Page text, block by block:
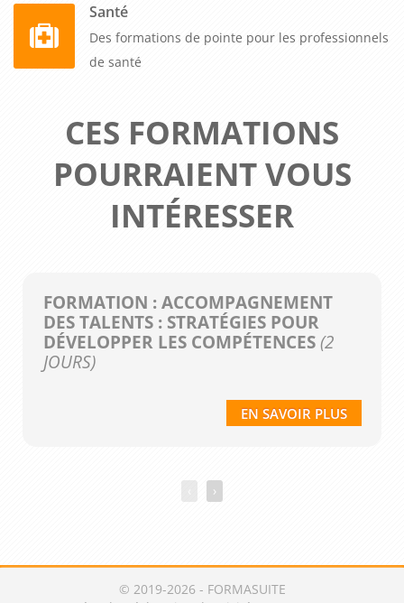
Santé
Des formations de pointe pour les professionnels
de santé
CES FORMATIONS
POURRAIENT VOUS
INTÉRESSER
FORMATION : ACCOMPAGNEMENT
DES TALENTS : STRATÉGIES POUR
DÉVELOPPER LES COMPÉTENCES(2
JOURS)
EN SAVOIR PLUS
›
© 2019-2026 - FORMASUITE